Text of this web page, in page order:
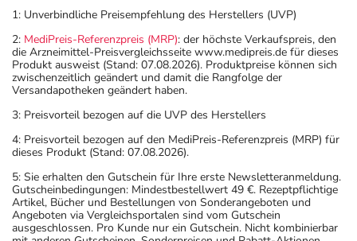
1: Unverbindliche Preisempfehlung des Herstellers (UVP)
2: MediPreis-Referenzpreis (MRP): der höchste Verkaufspreis, den
die Arzneimittel-Preisvergleichsseite www.medipreis.de für dieses
Produkt ausweist (Stand: 07.08.2026). Produktpreise können sich
zwischenzeitlich geändert und damit die Rangfolge der
Versandapotheken geändert haben.
3: Preisvorteil bezogen auf die UVP des Herstellers
4: Preisvorteil bezogen auf den MediPreis-Referenzpreis (MRP) für
dieses Produkt (Stand: 07.08.2026).
5: Sie erhalten den Gutschein für Ihre erste Newsletteranmeldung.
Gutscheinbedingungen: Mindestbestellwert 49 €. Rezeptpflichtige
Artikel, Bücher und Bestellungen von Sonderangeboten und
Angeboten via Vergleichsportalen sind vom Gutschein
ausgeschlossen. Pro Kunde nur ein Gutschein. Nicht kombinierbar